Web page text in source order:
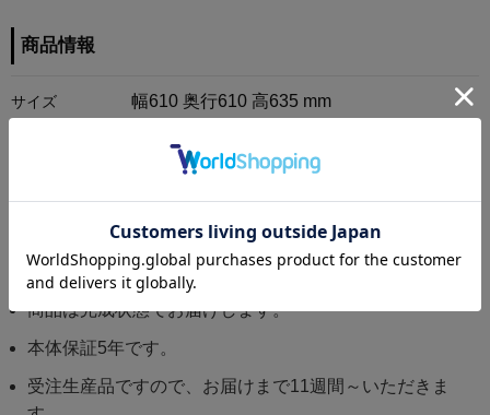
商品情報
サイズ 幅610 奥行610 高635 mm
シェル/ファイバーグラス
ベース/スチール
商品の注意点
商品は完成状態でお届けします。
本体保証5年です。
受注生産品ですので、お届けまで11週間～いただきま